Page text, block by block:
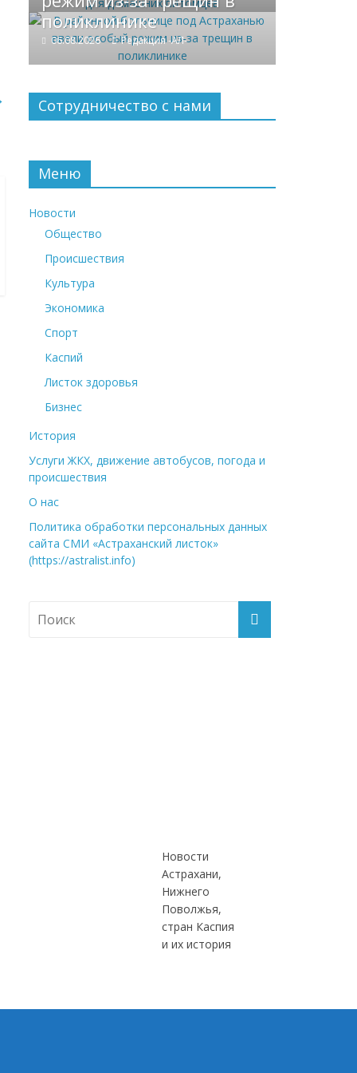
поликлинике
06.08.2026 Редакция -АЛ-
Сотрудничество с нами
Меню
Новости
Общество
Происшествия
Культура
Экономика
Спорт
Каспий
Листок здоровья
Бизнес
История
Услуги ЖКХ, движение автобусов, погода и
происшествия
О нас
Политика обработки персональных данных
сайта СМИ «Астраханский листок»
(https://astralist.info)
Новости
Астрахани,
Нижнего
Поволжья,
стран Каспия
и их история